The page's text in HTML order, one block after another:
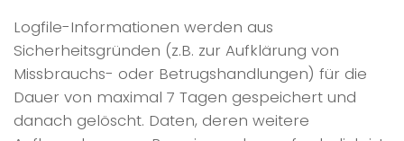
Logfile-Informationen werden aus
Sicherheitsgründen (z.B. zur Aufklärung von
Missbrauchs- oder Betrugshandlungen) für die
Dauer von maximal 7 Tagen gespeichert und
danach gelöscht. Daten, deren weitere